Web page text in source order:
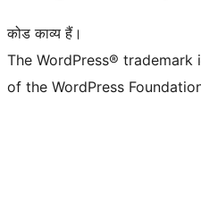
कोड काव्य हैं।
The WordPress®
of the WordPress